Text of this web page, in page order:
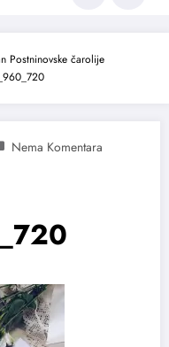
Postninovske čarolije